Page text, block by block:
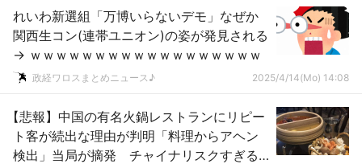
れいわ新選組「万博いらないデモ」なぜか
関西生コン(連帯ユニオン)の姿が発見される
→ ｗｗｗｗｗｗｗｗｗｗｗｗｗｗｗｗｗｗ
政経ワロスまとめニュース♪ 2025/4/14(Mo) 14:08
【悲報】中国の有名火鍋レストランにリピー
ト客が続出な理由が判明「料理からアヘン
検出」当局が摘発 チャイナリスクすぎる